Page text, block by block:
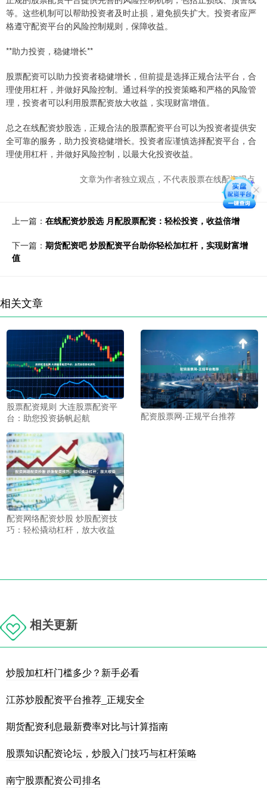
等。这些机制可以帮助投资者及时止损，避免损失扩大。投资者应严
格遵守配资平台的风险控制规则，保障收益。
**助力投资，稳健增长**
股票配资可以助力投资者稳健增长，但前提是选择正规合法平台，合
理使用杠杆，并做好风险控制。通过科学的投资策略和严格的风险管
理，投资者可以利用股票配资放大收益，实现财富增值。
总之在线配资炒股选，正规合法的股票配资平台可以为投资者提供安
全可靠的服务，助力投资稳健增长。投资者应谨慎选择配资平台，合
理使用杠杆，并做好风险控制，以最大化投资收益。
文章为作者独立观点，不代表股票在线配资观点
上一篇： 在线配资炒股选 月配股票配资：轻松投资，收益倍增
下一篇： 期货配资吧 炒股配资平台助你轻松加杠杆，实现财富增
值
相关文章
股票配资规则 大连股票配资平
台：助您投资扬帆起航
配资股票网-正规平台推荐
配资网络配资炒股 炒股配资技
巧：轻松撬动杠杆，放大收益
相关更新
炒股加杠杆门槛多少？新手必看
江苏炒股配资平台推荐_正规安全
期货配资利息最新费率对比与计算指南
股票知识配资论坛，炒股入门技巧与杠杆策略
南宁股票配资公司排名